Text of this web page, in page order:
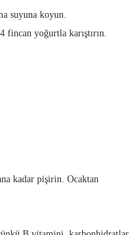
suyuna koyun.
fincan yoğurtla karıştırın.
kadar pişirin. Ocaktan